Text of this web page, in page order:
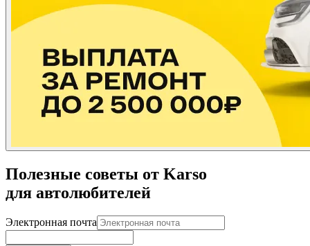
Полезные советы от Karso
для автолюбителей
Электронная почта